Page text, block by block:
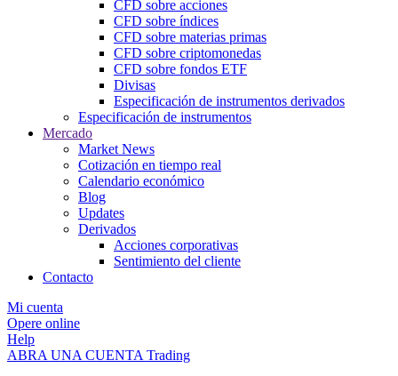
CFD sobre acciones
CFD sobre índices
CFD sobre materias primas
CFD sobre criptomonedas
CFD sobre fondos ETF
Divisas
Especificación de instrumentos derivados
Especificación de instrumentos
Mercado
Market News
Cotización en tiempo real
Calendario económico
Blog
Updates
Derivados
Acciones corporativas
Sentimiento del cliente
Contacto
Mi cuenta
Opere online
Help
ABRA UNA CUENTA Trading